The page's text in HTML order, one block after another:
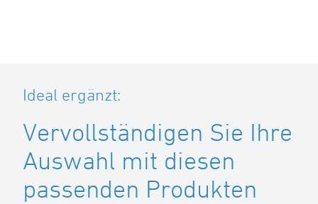
Ideal ergänzt:
Vervollständigen Sie Ihre
Auswahl mit diesen
passenden Produkten